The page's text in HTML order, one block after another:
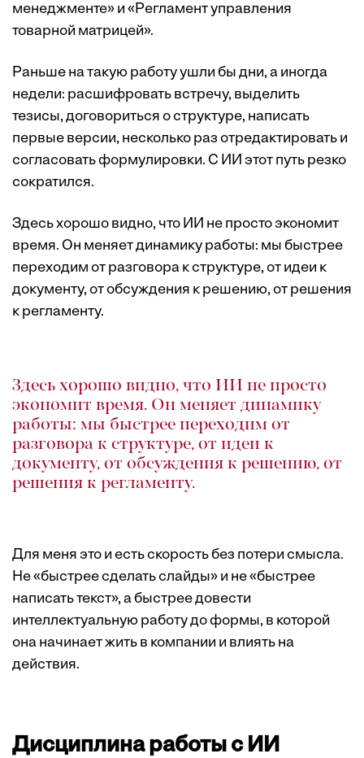
менеджменте» и «Регламент управления
товарной матрицей».
Раньше на такую работу ушли бы дни, а иногда
недели: расшифровать встречу, выделить
тезисы, договориться о структуре, написать
первые версии, несколько раз отредактировать и
согласовать формулировки. С ИИ этот путь резко
сократился.
Здесь хорошо видно, что ИИ не просто экономит
время. Он меняет динамику работы: мы быстрее
переходим от разговора к структуре, от идеи к
документу, от обсуждения к решению, от решения
к регламенту.
Здесь хорошо видно, что ИИ не просто
экономит время. Он меняет динамику
работы: мы быстрее переходим от
разговора к структуре, от идеи к
документу, от обсуждения к решению, от
решения к регламенту.
Для меня это и есть скорость без потери смысла.
Не «быстрее сделать слайды» и не «быстрее
написать текст», а быстрее довести
интеллектуальную работу до формы, в которой
она начинает жить в компании и влиять на
действия.
Дисциплина работы с ИИ